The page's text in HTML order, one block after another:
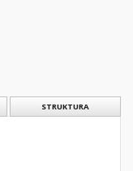
STRUKTURA